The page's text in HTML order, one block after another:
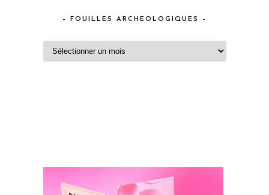
– FOUILLES ARCHEOLOGIQUES –